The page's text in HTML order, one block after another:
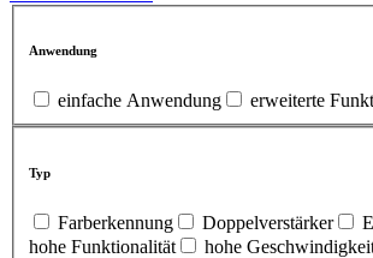
Anwendung
einfache Anwendung erweiterte
Typ
Farberkennung Doppelverstärker
hohe Funktionalität
hohe